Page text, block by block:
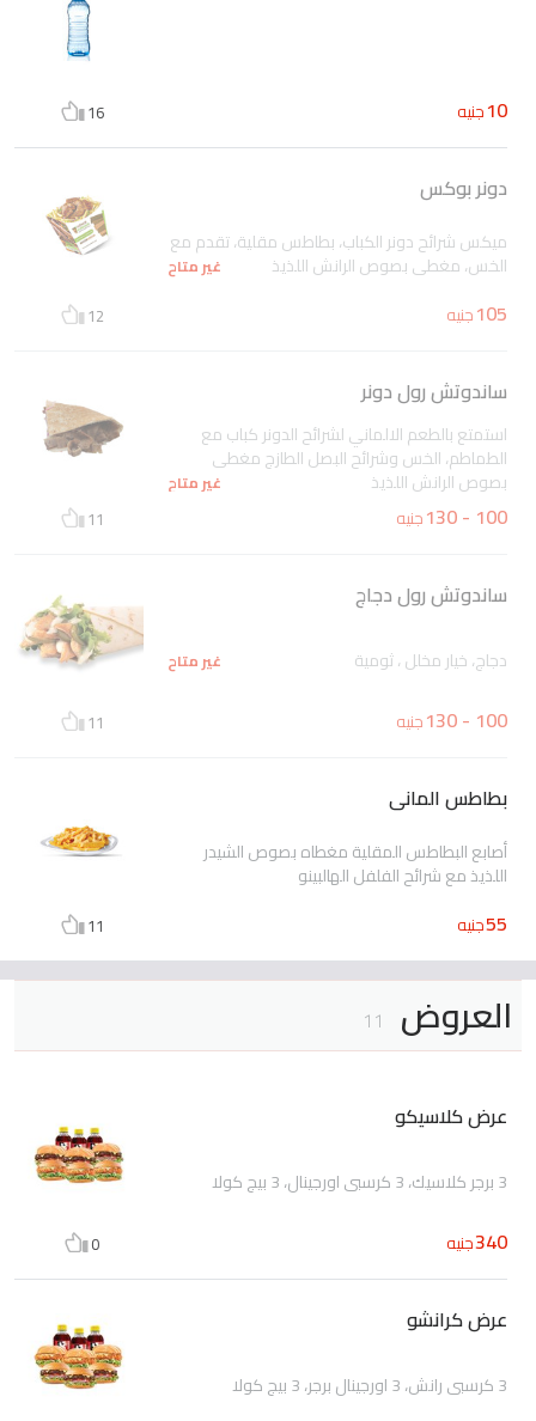
10جنيه 16
دونر بوكس
ميكس شرائح دونر الكباب، بطاطس مقلية، تقدم مع
الخس، مغطى بصوص الرانش اللذيذ غير متاح
105جنيه 12
ساندوتش رول دونر
استمتع بالطعم الالماني لشرائح الدونر كباب مع
الطماطم، الخس وشرائح البصل الطازج مغطى
بصوص الرانش اللذيذ غير متاح
100 - 130 جنيه 11
ساندوتش رول دجاج
دجاج، خيار مخلل ، ثومية غير متاح
100 - 130 جنيه 11
بطاطس المانى
أصابع البطاطس المقلية مغطاه بصوص الشيدر
اللذيذ مع شرائح الفلفل الهالبينو
55جنيه 11
العروض 11
عرض كلاسيكو
3 برجر كلاسيك، 3 كرسبي اورجينال، 3 بيج كولا
340جنيه 0
عرض كرانشو
3 كرسبي رانش، 3 اورجينال برجر، 3 بيج كولا